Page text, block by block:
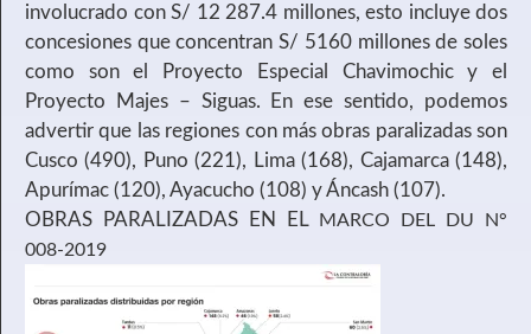
involucrado con S/ 12 287.4 millones, esto incluye dos
concesiones que concentran S/ 5160 millones de soles
como son el Proyecto Especial Chavimochic y el
Proyecto Majes – Siguas. En ese sentido, podemos
advertir que las regiones con más obras paralizadas son
Cusco (490), Puno (221), Lima (168), Cajamarca (148),
Apurímac (120), Ayacucho (108) y Áncash (107).
OBRAS PARALIZADAS EN EL MARCO DEL DU N°
008-2019